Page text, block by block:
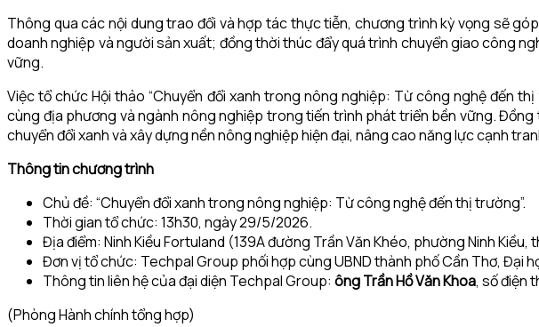
Thông qua các nội dung trao đổi và hợp tác thực tiễn, chương trình kỳ vọng sẽ
doanh nghiệp và người sản xuất; đồng thời thúc đẩy quá trình chuyển giao công
vững.
Việc tổ chức Hội thảo “Chuyển đổi xanh trong nông nghiệp: Từ công nghệ đến
cùng địa phương và ngành nông nghiệp trong tiến trình phát triển bền vững.
chuyển đổi xanh và xây dựng nền nông nghiệp hiện đại, nâng cao năng lực cạnh
Thông tin chương trình
Chủ đề: “Chuyển đổi xanh trong nông nghiệp: Từ công nghệ đến thị trường”.
Thời gian tổ chức: 13h30, ngày 29/5/2026.
Địa điểm: Ninh Kiều Fortuland (139A đường Trần Văn Khéo, phường Ninh Kiều,
Đơn vị tổ chức: Techpal Group phối hợp cùng UBND thành phố Cần Thơ, Đại
Thông tin liên hệ của đại diện Techpal Group: ông Trần Hồ Văn Khoa, số điện
(Phòng Hành chính tổng hợp)